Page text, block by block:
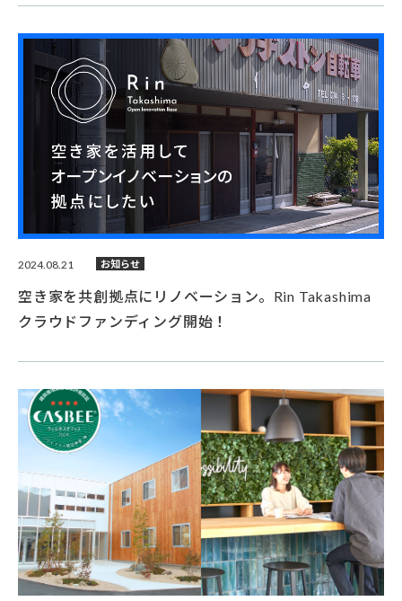
2024.08.21 お知らせ
空き家を共創拠点にリノベーション。Rin Takashima
クラウドファンディング開始！